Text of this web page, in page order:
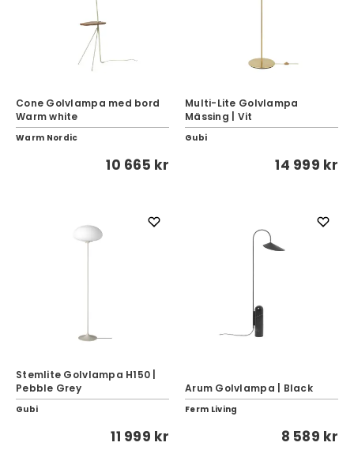
Cone Golvlampa med bord
Warm white
Warm Nordic
10 665 kr
Multi-Lite Golvlampa
Mässing | Vit
Gubi
14 999 kr
Stemlite Golvlampa H150 |
Pebble Grey
Gubi
11 999 kr
Arum Golvlampa | Black
Ferm Living
8 589 kr